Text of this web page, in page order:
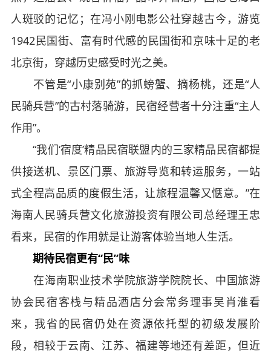
人斑驳的记忆；在冯小刚电影公社穿越古今，游览
1942民国街、富有时代感的民国街和京味十足的老
北京街，穿越历史感受时光之美。
不管是“小康别苑”的抓螃蟹、摘杨桃，还是“人
民骑兵营”的古村落骑游，民宿经营者十分注重“主人
作用”。
“我们‘宿度’精品民宿联盟内的三家精品民宿都提
供接送机、景区门票、旅游导览和转运服务，一站
式全程高品质的度假生活，让旅程温馨又惬意。”在
海南人民骑兵营文化旅游投资有限公司总经理王忠
看来，民宿的作用就是让游客体验当地人生活。
期待民宿更有“民”味
在海南职业技术学院旅游学院院长、中国旅游
协会民宿客栈与精品酒店分会常务理事吴肖淮看
来，我省的民宿仍处在资源依托型的初级发展阶
段，相较于云南、江苏、福建等地还有差距，但近